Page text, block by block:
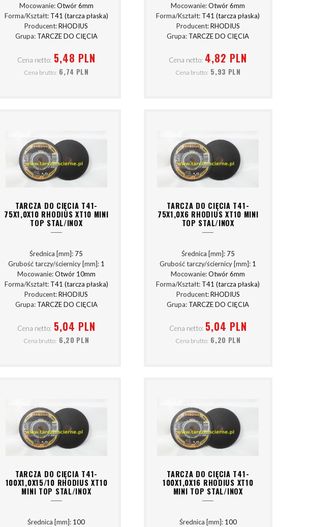
Mocowanie:Otwór 6mm
Forma/Kształt: T41 (tarcza płaska)
Producent:RHODIUS
Grupa: TARCZE DO CIĘCIA
Cena netto: 5,48 PLN
Cena brutto: 6,74 PLN
Mocowanie:Otwór 6mm
Forma/Kształt: T41 (tarcza płaska)
Producent:RHODIUS
Grupa: TARCZE DO CIĘCIA
Cena netto: 4,82 PLN
Cena brutto: 5,93 PLN
TARCZA DO CIĘCIA T41-
75X1,0X10 RHODIUS XT10 MINI
TOP STAL/INOX
Średnica [mm]: 75
Grubość tarczy/ściernicy [mm]: 1
Mocowanie:Otwór 10mm
Forma/Kształt: T41 (tarcza płaska)
Producent:RHODIUS
Grupa: TARCZE DO CIĘCIA
Cena netto: 5,04 PLN
Cena brutto: 6,20 PLN
TARCZA DO CIĘCIA T41-
75X1,0X6 RHODIUS XT10 MINI
TOP STAL/INOX
Średnica [mm]: 75
Grubość tarczy/ściernicy [mm]: 1
Mocowanie:Otwór 6mm
Forma/Kształt: T41 (tarcza płaska)
Producent:RHODIUS
Grupa: TARCZE DO CIĘCIA
Cena netto: 5,04 PLN
Cena brutto: 6,20 PLN
TARCZA DO CIĘCIA T41-
100X1,0X15/10 RHODIUS XT10
MINI TOP STAL/INOX
Średnica [mm]: 100
TARCZA DO CIĘCIA T41-
100X1,0X16 RHODIUS XT10
MINI TOP STAL/INOX
Średnica [mm]: 100